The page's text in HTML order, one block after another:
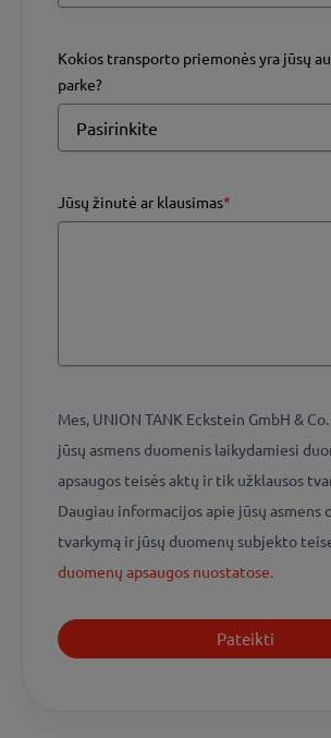
Kokios transporto priemonės yra jūsų
parke?
Jūsų žinutė ar klausimas*
Mes, UNION TANK Eckstein GmbH &
jūsų asmens duomenis laikydamiesi
apsaugos teisės aktų ir tik užklausos
Daugiau informacijos apie jūsų asmens
tvarkymą ir jūsų duomenų subjekto
duomenų apsaugos nuostatose.